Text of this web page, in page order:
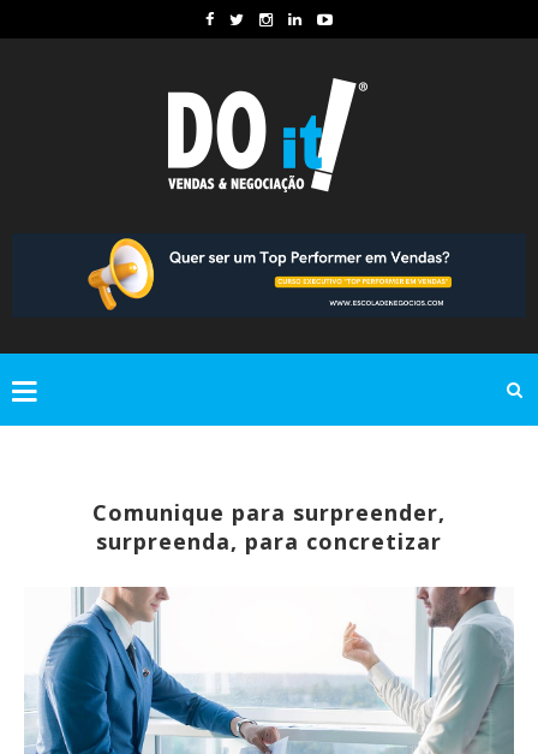
Comunique para surpreender,
surpreenda, para concretizar